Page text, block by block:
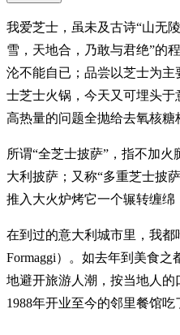
我爱芝士，虽未及古诗“山无
雪，天地合，乃敢与君绝”的
沦不能自已；品尝以芝士为
士芝士火锅，今天又可埋头
高热量的问题全抛给去氧核糖
所谓“全芝士披萨”，指不加
大利披萨；又称“多重芝士披
推入大火炉烤它一个辗转缠绵
在到过的意大利城市里，我都
Formaggi）。如去年到美食之
地避开旅游人潮，按当地人的
1988年开业至今的邻里餐馆吃